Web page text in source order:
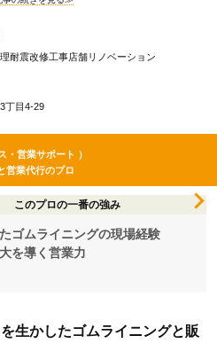
耐震改修工事店舗リノベーション
丁目4-29
・営業サポート ）
営業代行のプロ
このプロの一番の強み
ゴムライニングの現場経験
を導く営業力
生かしたゴムライニングと販